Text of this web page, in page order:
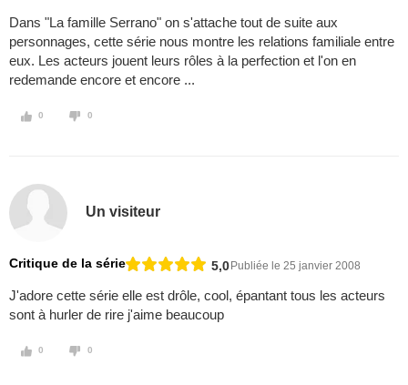
Dans "La famille Serrano" on s'attache tout de suite aux
personnages, cette série nous montre les relations familiale entre
eux. Les acteurs jouent leurs rôles à la perfection et l'on en
redemande encore et encore ...
0 0
Un visiteur
Critique de la série 5,0 Publiée le 25 janvier 2008
J'adore cette série elle est drôle, cool, épantant tous les acteurs
sont à hurler de rire j'aime beaucoup
0 0